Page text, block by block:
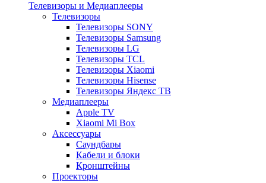
Телевизоры и Медиаплееры
Телевизоры
Телевизоры SONY
Телевизоры Samsung
Телевизоры LG
Телевизоры TCL
Телевизоры Xiaomi
Телевизоры Hisense
Телевизоры Яндекс ТВ
Медиаплееры
Apple TV
Xiaomi Mi Box
Аксессуары
Саундбары
Кабели и блоки
Кронштейны
Проекторы